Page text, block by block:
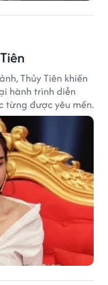
Thủy Tiên khiến
hành trình diễn
từng được yêu mến.